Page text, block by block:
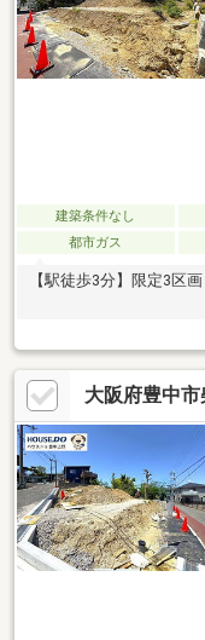
建築条件なし
都市ガス
【駅徒歩3分】限定3区
大阪府豊中